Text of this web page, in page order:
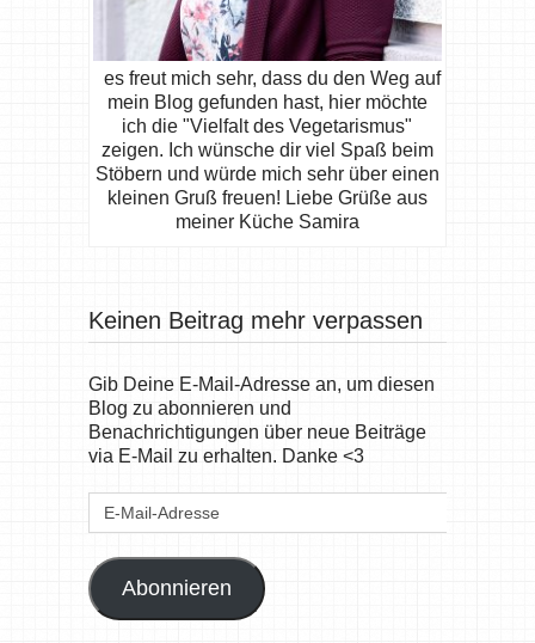
es freut mich sehr, dass du den Weg auf
mein Blog gefunden hast, hier möchte
ich die "Vielfalt des Vegetarismus"
zeigen. Ich wünsche dir viel Spaß beim
Stöbern und würde mich sehr über einen
kleinen Gruß freuen! Liebe Grüße aus
meiner Küche Samira
Keinen Beitrag mehr verpassen
Gib Deine E-Mail-Adresse an, um diesen
Blog zu abonnieren und
Benachrichtigungen über neue Beiträge
via E-Mail zu erhalten. Danke <3
E-
Abonnieren